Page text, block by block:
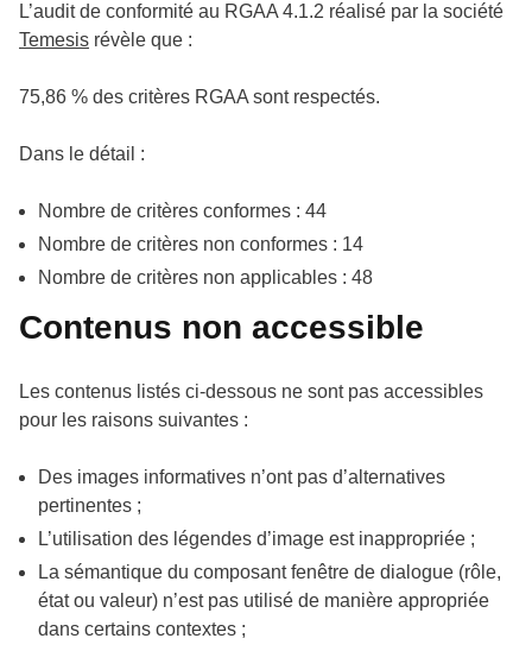
L’audit de conformité au RGAA 4.1.2 réalisé par la société
Temesis révèle que :
75,86 % des critères RGAA sont respectés.
Dans le détail :
Nombre de critères conformes : 44
Nombre de critères non conformes : 14
Nombre de critères non applicables : 48
Contenus non accessible
Les contenus listés ci-dessous ne sont pas accessibles
pour les raisons suivantes :
Des images informatives n’ont pas d’alternatives
pertinentes ;
L’utilisation des légendes d’image est inappropriée ;
La sémantique du composant fenêtre de dialogue (rôle,
état ou valeur) n’est pas utilisé de manière appropriée
dans certains contextes ;